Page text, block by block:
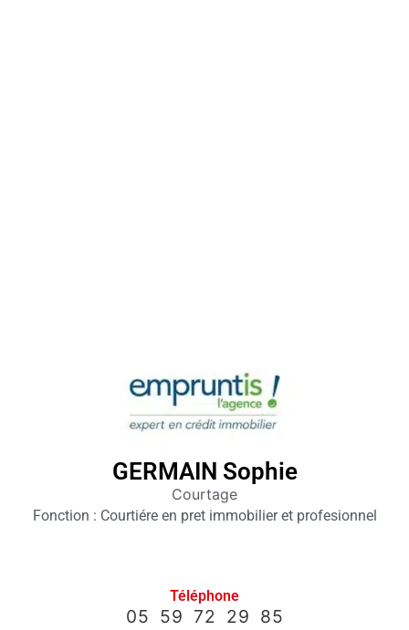
Membres
GERMAIN Sophie
Courtage
Fonction : Courtiére en pret immobilier et profesionnel
Téléphone
05 59 72 29 85